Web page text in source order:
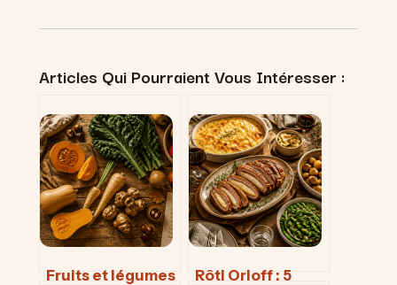
Articles Qui Pourraient Vous Intéresser :
Fruits et légumes
Rôti Orloff : 5